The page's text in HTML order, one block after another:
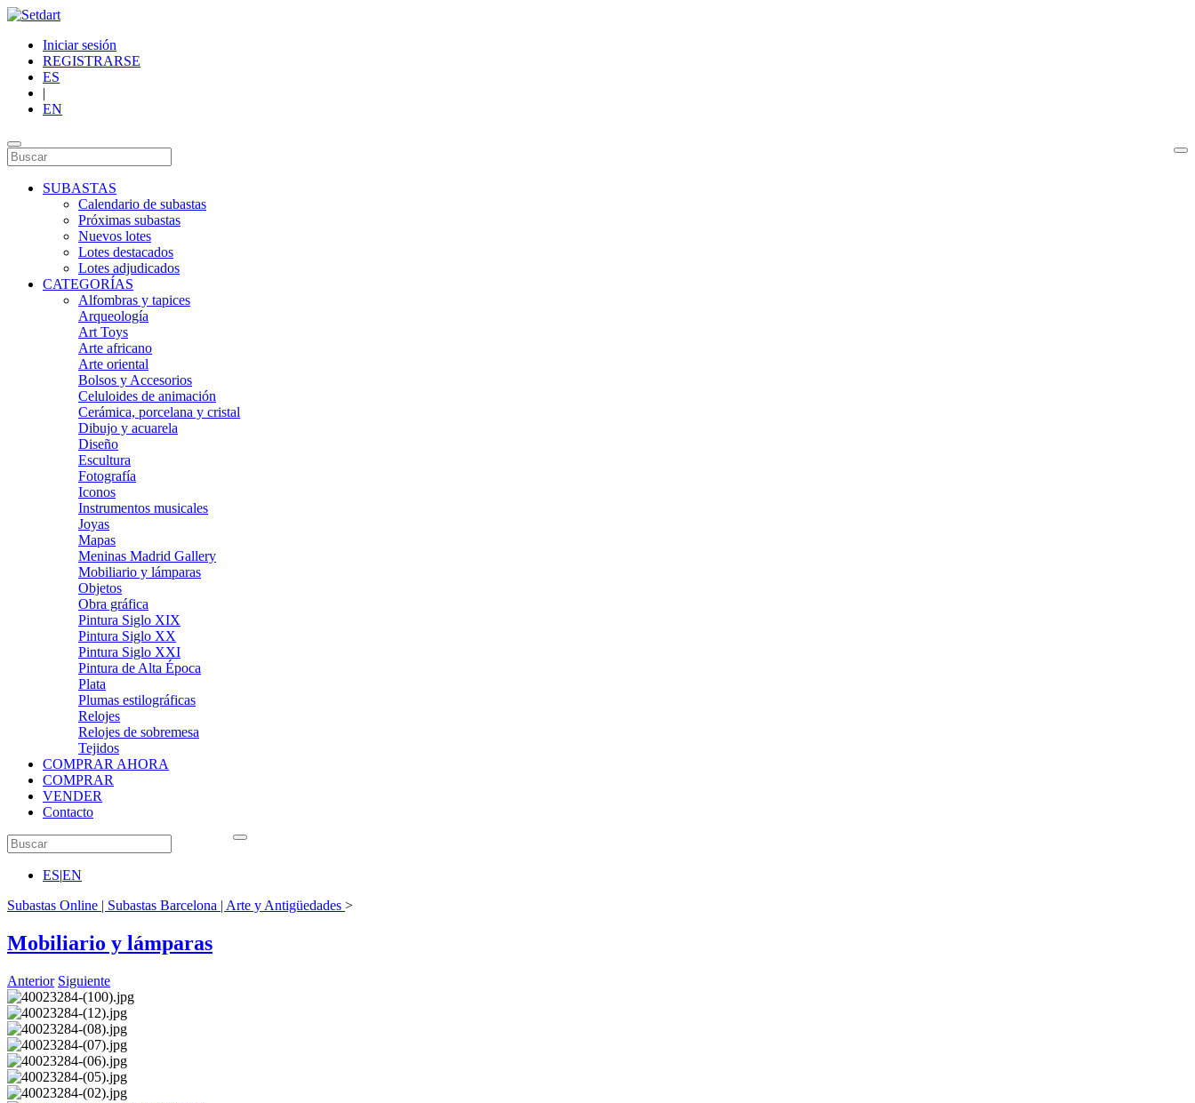
Iniciar sesión
REGISTRARSE
ES
|
EN
SUBASTAS
Calendario de subastas
Próximas subastas
Nuevos lotes
Lotes destacados
Lotes adjudicados
CATEGORÍAS
Alfombras y tapices
Arqueología
Art Toys
Arte africano
Arte oriental
Bolsos y Accesorios
Celuloides de animación
Cerámica, porcelana y cristal
Dibujo y acuarela
Diseño
Escultura
Fotografía
Iconos
Instrumentos musicales
Joyas
Mapas
Meninas Madrid Gallery
Mobiliario y lámparas
Objetos
Obra gráfica
Pintura Siglo XIX
Pintura Siglo XX
Pintura Siglo XXI
Pintura de Alta Época
Plata
Plumas estilográficas
Relojes
Relojes de sobremesa
Tejidos
COMPRAR AHORA
COMPRAR
VENDER
Contacto
ES|EN
Subastas Online | Subastas Barcelona | Arte y Antigüedades >
Mobiliario y lámparas
Anterior Siguiente